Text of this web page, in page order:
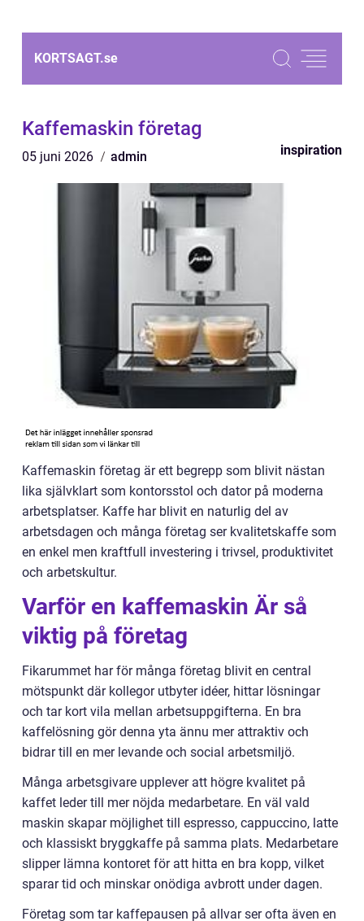
KORTSAGT.se
Kaffemaskin företag
05 juni 2026 admin inspiration
Kaffemaskin företag är ett begrepp som blivit nästan
lika självklart som kontorsstol och dator på moderna
arbetsplatser. Kaffe har blivit en naturlig del av
arbetsdagen och många företag ser kvalitetskaffe som
en enkel men kraftfull investering i trivsel, produktivitet
och arbetskultur.
Varför en kaffemaskin Är så
viktig på företag
Fikarummet har för många företag blivit en central
mötspunkt där kollegor utbyter idéer, hittar lösningar
och tar kort vila mellan arbetsuppgifterna. En bra
kaffelösning gör denna yta ännu mer attraktiv och
bidrar till en mer levande och social arbetsmiljö.
Många arbetsgivare upplever att högre kvalitet på
kaffet leder till mer nöjda medarbetare. En väl vald
maskin skapar möjlighet till espresso, cappuccino, latte
och klassiskt bryggkaffe på samma plats. Medarbetare
slipper lämna kontoret för att hitta en bra kopp, vilket
sparar tid och minskar onödiga avbrott under dagen.
Företag som tar kaffepausen på allvar ser ofta även en